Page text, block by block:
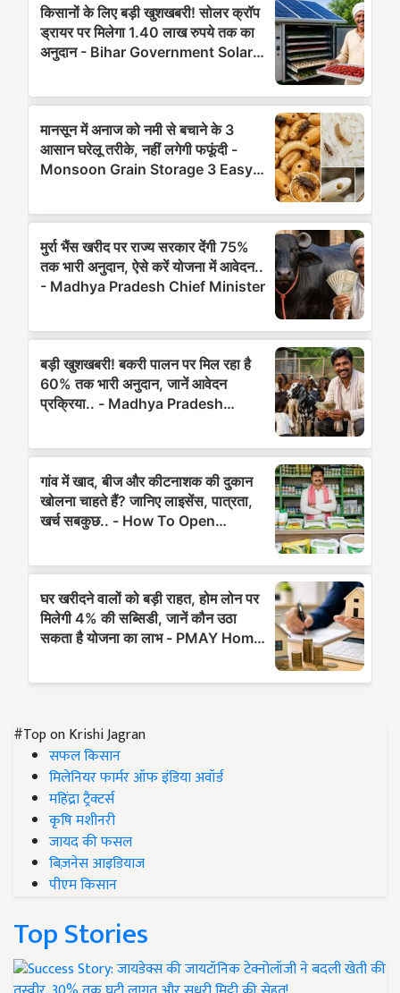
#Top on Krishi Jagran
सफल किसान
मिलेनियर फार्मर ऑफ इंडिया अवॉर्ड
महिंद्रा ट्रैक्टर्स
कृषि मशीनरी
जायद की फसल
बिज़नेस आइडियाज
पीएम किसान
Top Stories